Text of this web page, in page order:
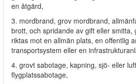
en åtgärd,
3. mordbrand, grov mordbrand,
brott, och spridande av gift eller
riktas mot en allmän plats, en offentlig
transportsystem eller en
4. grovt sabotage, kapning, sjö- eller
flygplatssabotage,